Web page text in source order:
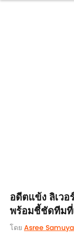
อดีตแข้ง ลิเว
พร้อมชี้ชัดทีมที่
โดย Asree